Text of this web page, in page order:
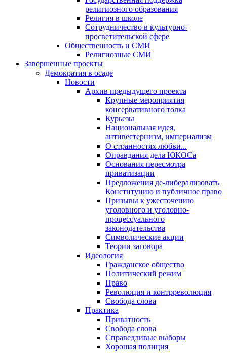
религиозного образования
Религия в школе
Сотрудничество в культурно-
просветительской сфере
Общественность и СМИ
Религиозные СМИ
Завершенные проекты
Демократия в осаде
Новости
Архив предыдущего проекта
Крупные мероприятия
консервативного толка
Курьезы
Национальная идея,
антивестернизм, империализм
О странностях любви...
Оправдания дела ЮКОСа
Основания пересмотра
приватизации
Предложения де-либерализовать
Конституцию и публичное право
Призывы к ужесточению
уголовного и уголовно-
процессуального
законодательства
Символические акции
Теории заговора
Идеология
Гражданское общество
Политический режим
Право
Революция и контрреволюция
Свобода слова
Практика
Приватность
Свобода слова
Справедливые выборы
Хорошая полиция